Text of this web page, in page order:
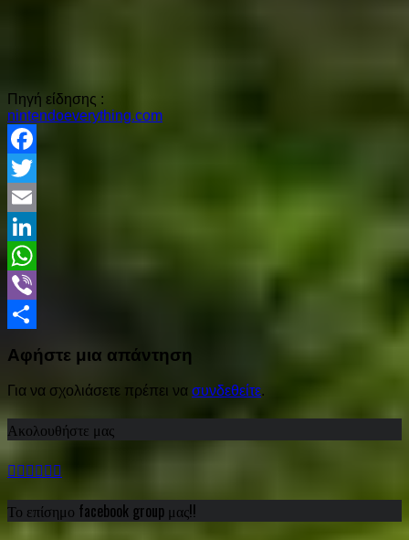
Πηγή είδησης :
nintendoeverything.com
Facebook
Twitter
Email
LinkedIn
WhatsApp
Viber
Αφήστε μια απάντηση
Για να σχολιάσετε πρέπει να συνδεθείτε.
Ακολουθήστε μας
Το επίσημο facebook group μας!!